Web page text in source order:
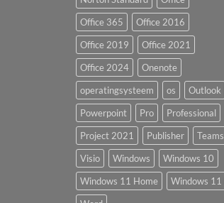
Office 365
Office 2016
Office 2019
Office 2021
Office 2024
Onenote
operatingsysteem
os
Outlook
Powerpoint
Pro
Professional
Project 2021
Publisher
Teams
Visio
Windows
Windows 10
Windows 11 Home
Windows 11